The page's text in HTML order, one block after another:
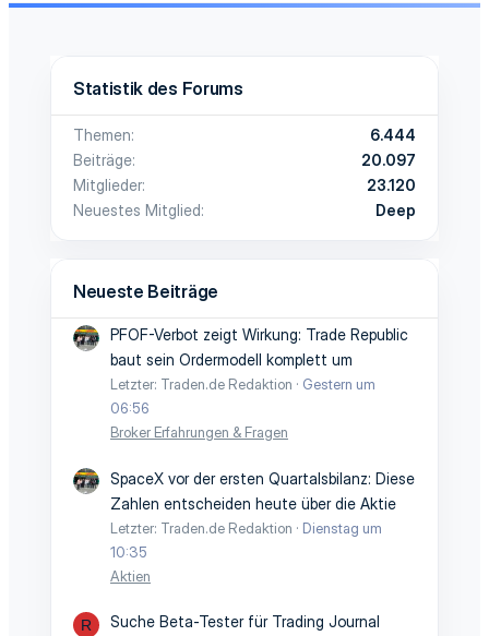
Statistik des Forums
Themen
6.444
Beiträge
20.097
Mitglieder
23.120
Neuestes Mitglied
Deep
Neueste Beiträge
PFOF-Verbot zeigt Wirkung: Trade Republic
baut sein Ordermodell komplett um
Letzter: Traden.de Redaktion
Gestern um
06:56
Broker Erfahrungen & Fragen
SpaceX vor der ersten Quartalsbilanz: Diese
Zahlen entscheiden heute über die Aktie
Letzter: Traden.de Redaktion
Dienstag um
10:35
Aktien
R Suche Beta-Tester für Trading Journal